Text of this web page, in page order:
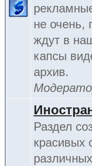
не очень,
ждут в
капсы
архив.
Раздел
красивых